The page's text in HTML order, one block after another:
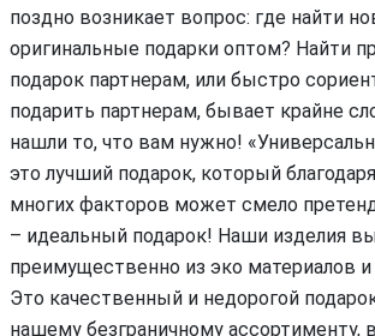
поздно возникает вопрос: где найти
оригинальные подарки оптом? Найти
подарок партнерам, или быстро
подарить партнерам, бывает крайне
нашли то, что вам нужно!
это лучший подарок, который
многих факторов может смело
– идеальный подарок! Наши изделия
преимущественно из эко материалов
Это качественный и недорогой
нашему безграничному